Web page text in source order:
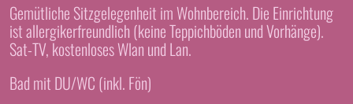
Gemütliche Sitzgelegenheit im Wohnbereich. Die Einrichtung
ist allergikerfreundlich (keine Teppichböden und Vorhänge).
Sat-TV, kostenloses Wlan und Lan.
Bad mit DU/WC (inkl. Fön)